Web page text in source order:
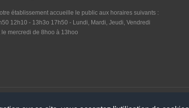
établissement accueille le public aux horaires suivants :
12h10 - 13h3o 17h50 - Lundi, Mardi, Jeudi, Vendredi
le mercredi de 8hoo à 13hoo